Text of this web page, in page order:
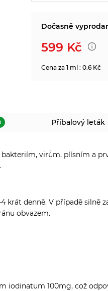
Dočasně
599 Kč
Cena za 1 ml : 0.6 Kč
Příbalový leták
virům, plísním a
denně. V případě silně
obvazem.
iodinatum 100mg, což